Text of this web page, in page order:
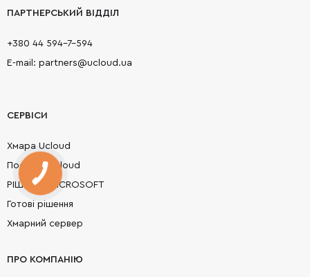
ПАРТНЕРСЬКИЙ ВІДДІЛ
+380 44 594-7-594
E-mail: partners@ucloud.ua
СЕРВІСИ
Хмара Ucloud
Послуги Ucloud
РІШЕННЯ MICROSOFT
Готові рішення
Хмарний сервер
ПРО КОМПАНІЮ